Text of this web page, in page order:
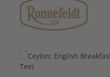
Bildergalerie überspringen